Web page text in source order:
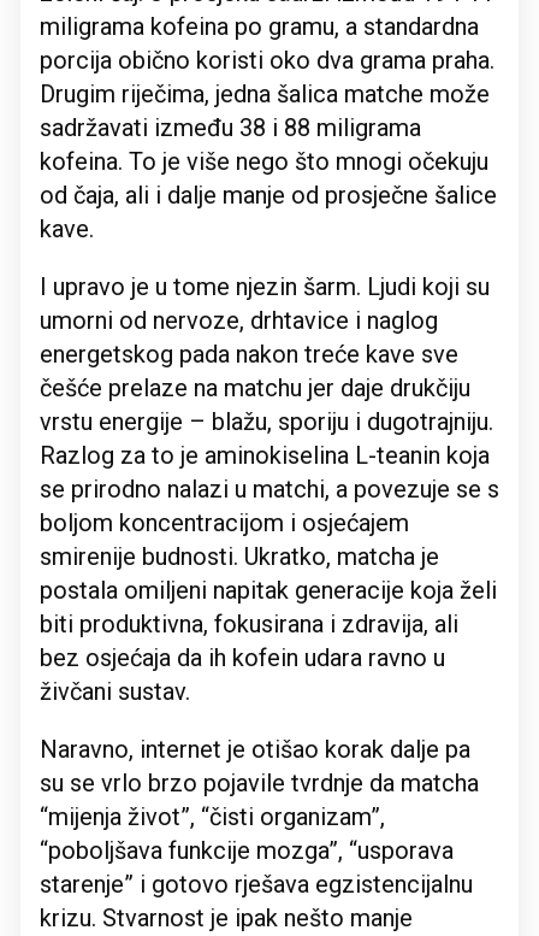
miligrama kofeina po gramu, a standardna
porcija obično koristi oko dva grama praha.
Drugim riječima, jedna šalica matche može
sadržavati između 38 i 88 miligrama
kofeina. To je više nego što mnogi očekuju
od čaja, ali i dalje manje od prosječne šalice
kave.
I upravo je u tome njezin šarm. Ljudi koji su
umorni od nervoze, drhtavice i naglog
energetskog pada nakon treće kave sve
češće prelaze na matchu jer daje drukčiju
vrstu energije – blažu, sporiju i dugotrajniju.
Razlog za to je aminokiselina L-teanin koja
se prirodno nalazi u matchi, a povezuje se s
boljom koncentracijom i osjećajem
smirenije budnosti. Ukratko, matcha je
postala omiljeni napitak generacije koja želi
biti produktivna, fokusirana i zdravija, ali
bez osjećaja da ih kofein udara ravno u
živčani sustav.
Naravno, internet je otišao korak dalje pa
su se vrlo brzo pojavile tvrdnje da matcha
“mijenja život”, “čisti organizam”,
“poboljšava funkcije mozga”, “usporava
starenje” i gotovo rješava egzistencijalnu
krizu. Stvarnost je ipak nešto manje